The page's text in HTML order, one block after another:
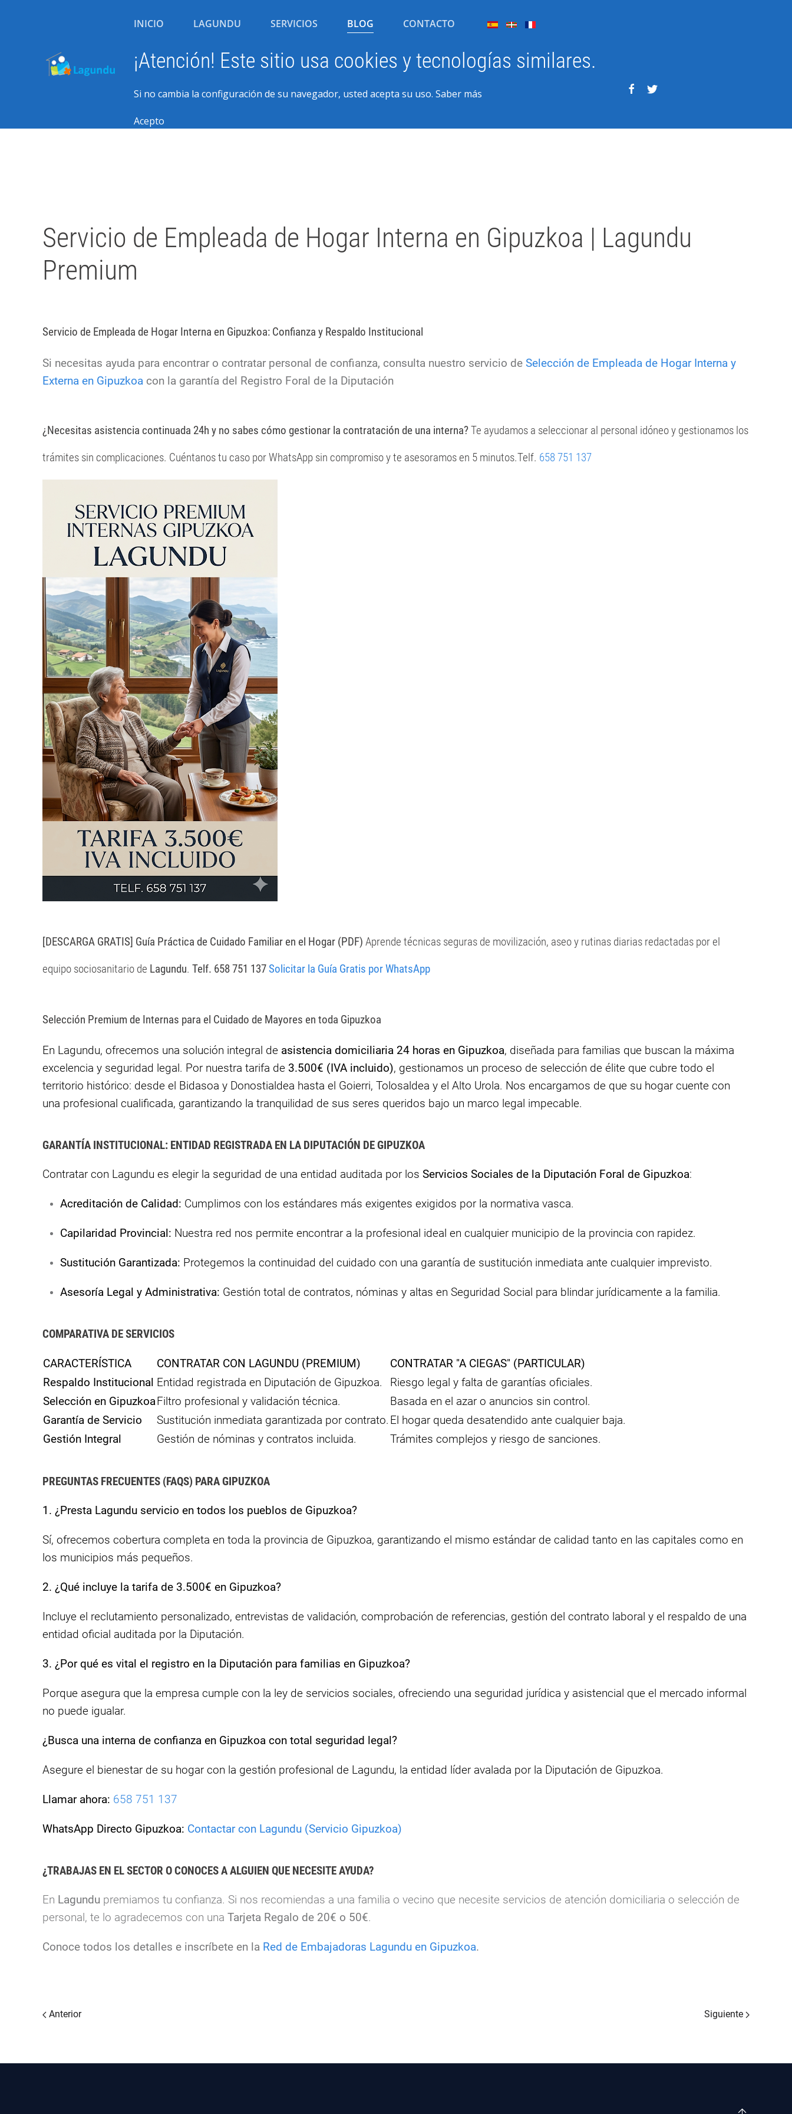
INICIO LAGUNDU SERVICIOS BLOG CONTACTO
¡Atención! Este sitio usa cookies y tecnologías similares.
Si no cambia la configuración de su navegador, usted acepta su uso. Saber más
Acepto
Servicio de Empleada de Hogar Interna en Gipuzkoa | Lagundu
Premium
Servicio de Empleada de Hogar Interna en Gipuzkoa: Confianza y Respaldo Institucional
Si necesitas ayuda para encontrar o contratar personal de confianza, consulta nuestro servicio de Selección de Empleada de Hogar Interna y
Externa en Gipuzkoa con la garantía del Registro Foral de la Diputación
¿Necesitas asistencia continuada 24h y no sabes cómo gestionar la contratación de una interna?Te ayudamos a seleccionar al personal idóneo y gestionamos los
trámites sin complicaciones. Cuéntanos tu caso por WhatsApp sin compromiso y te asesoramos en 5 minutos.Telf. 658 751 137
[DESCARGA GRATIS] Guía Práctica de Cuidado Familiar en el Hogar (PDF) Aprende técnicas seguras de movilización, aseo y rutinas diarias redactadas por el
equipo sociosanitario de Lagundu. Telf. 658 751 137Solicitar la Guía Gratis por WhatsApp
Selección Premium de Internas para el Cuidado de Mayores en toda Gipuzkoa
En Lagundu, ofrecemos una solución integral de asistencia domiciliaria 24 horas en Gipuzkoa, diseñada para familias que buscan la máxima
excelencia y seguridad legal. Por nuestra tarifa de 3.500€ (IVA incluido), gestionamos un proceso de selección de élite que cubre todo el
territorio histórico: desde el Bidasoa y Donostialdea hasta el Goierri, Tolosaldea y el Alto Urola. Nos encargamos de que su hogar cuente con
una profesional cualificada, garantizando la tranquilidad de sus seres queridos bajo un marco legal impecable.
GARANTÍA INSTITUCIONAL: ENTIDAD REGISTRADA EN LA DIPUTACIÓN DE GIPUZKOA
Contratar con Lagundu es elegir la seguridad de una entidad auditada por los Servicios Sociales de la Diputación Foral de Gipuzkoa:
Acreditación de Calidad: Cumplimos con los estándares más exigentes exigidos por la normativa vasca.
Capilaridad Provincial: Nuestra red nos permite encontrar a la profesional ideal en cualquier municipio de la provincia con rapidez.
Sustitución Garantizada: Protegemos la continuidad del cuidado con una garantía de sustitución inmediata ante cualquier imprevisto.
Asesoría Legal y Administrativa: Gestión total de contratos, nóminas y altas en Seguridad Social para blindar jurídicamente a la familia.
COMPARATIVA DE SERVICIOS
CARACTERÍSTICA CONTRATAR CON LAGUNDU (PREMIUM)
CONTRATAR "A CIEGAS" (PARTICULAR)
Respaldo Institucional Entidad registrada en Diputación de Gipuzkoa.
Riesgo legal y falta de garantías oficiales.
Selección en GipuzkoaFiltro profesional y validación técnica.
Basada en el azar o anuncios sin control.
Garantía de Servicio
Sustitución inmediata garantizada por contrato. El hogar queda desatendido ante cualquier baja.
Gestión Integral
Gestión de nóminas y contratos incluida. Trámites complejos y riesgo de sanciones.
PREGUNTAS FRECUENTES (FAQS) PARA GIPUZKOA
1. ¿Presta Lagundu servicio en todos los pueblos de Gipuzkoa?
Sí, ofrecemos cobertura completa en toda la provincia de Gipuzkoa, garantizando el mismo estándar de calidad tanto en las capitales como en
los municipios más pequeños.
2. ¿Qué incluye la tarifa de 3.500€ en Gipuzkoa?
Incluye el reclutamiento personalizado, entrevistas de validación, comprobación de referencias, gestión del contrato laboral y el respaldo de una
entidad oficial auditada por la Diputación.
3. ¿Por qué es vital el registro en la Diputación para familias en Gipuzkoa?
Porque asegura que la empresa cumple con la ley de servicios sociales, ofreciendo una seguridad jurídica y asistencial que el mercado informal
no puede igualar.
¿Busca una interna de confianza en Gipuzkoa con total seguridad legal?
Asegure el bienestar de su hogar con la gestión profesional de Lagundu, la entidad líder avalada por la Diputación de Gipuzkoa.
Llamar ahora: 658 751 137
WhatsApp Directo Gipuzkoa: Contactar con Lagundu (Servicio Gipuzkoa)
¿TRABAJAS EN EL SECTOR O CONOCES A ALGUIEN QUE NECESITE AYUDA?
En Lagundu premiamos tu confianza. Si nos recomiendas a una familia o vecino que necesite servicios de atención domiciliaria o selección de
personal, te lo agradecemos con una Tarjeta Regalo de 20€ o 50€.
Conoce todos los detalles e inscríbete en la Red de Embajadoras Lagundu en Gipuzkoa.
Anterior Siguiente